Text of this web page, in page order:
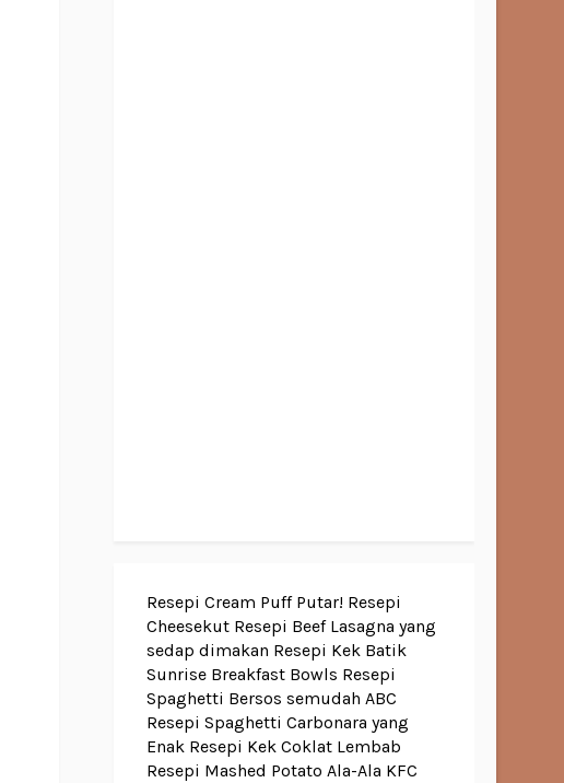
Resepi Cream Puff Putar! Resepi
Cheesekut Resepi Beef Lasagna yang
sedap dimakan Resepi Kek Batik
Sunrise Breakfast Bowls Resepi
Spaghetti Bersos semudah ABC
Resepi Spaghetti Carbonara yang
Enak Resepi Kek Coklat Lembab
Resepi Mashed Potato Ala-Ala KFC